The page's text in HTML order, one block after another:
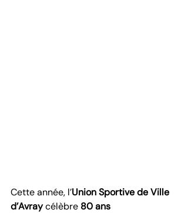
Cette année, l’Union Sportive de Ville
d’Avray célèbre 80 ans